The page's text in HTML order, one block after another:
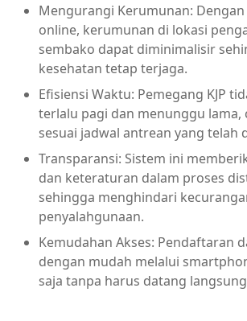
Mengurangi Kerumunan:
online, kerumunan di lokasi
sembako dapat diminimalisir
kesehatan tetap terjaga.
Efisiensi Waktu: Pemegang KJP
terlalu pagi dan menunggu lama,
sesuai jadwal antrean yang telah
Transparansi: Sistem ini
dan keteraturan dalam proses
sehingga menghindari
penyalahgunaan.
Kemudahan Akses: Pendaftaran
dengan mudah melalui
saja tanpa harus datang